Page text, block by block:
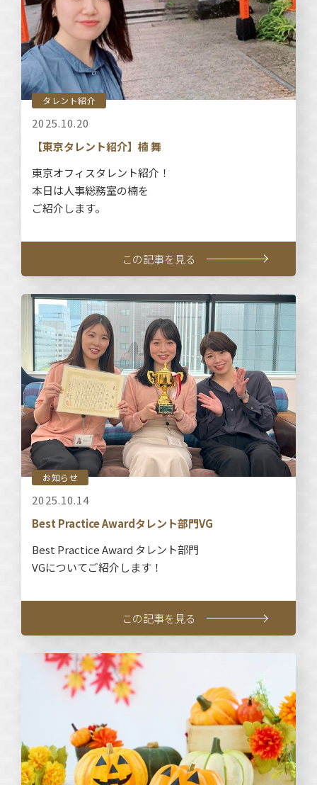
タレント紹介
2025.10.20
【東京タレント紹介】楠 舞
東京オフィスタレント紹介！
本日は人事総務室の楠を
ご紹介します。
この記事を見る
お知らせ
2025.10.14
Best Practice Awardタレント部門VG
Best Practice Award タレント部門
VGについてご紹介します！
この記事を見る